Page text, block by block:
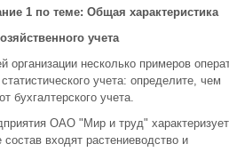
1 по теме: Общая характеристика
учета
организации несколько примеров
учета: определите, чем
бухгалтерского учета.
ОАО "Мир и труд"
входят растениеводство и